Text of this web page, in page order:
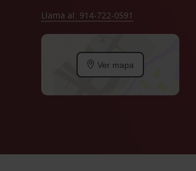
Llama al: 914-722-0591
Ver mapa